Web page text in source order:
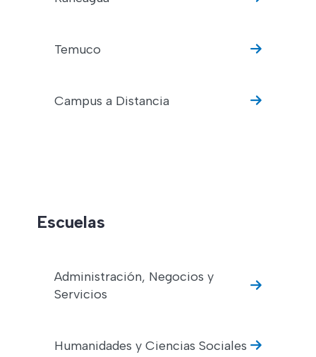
Temuco
Campus a Distancia
Escuelas
Administración, Negocios y
Servicios
Humanidades y Ciencias Sociales